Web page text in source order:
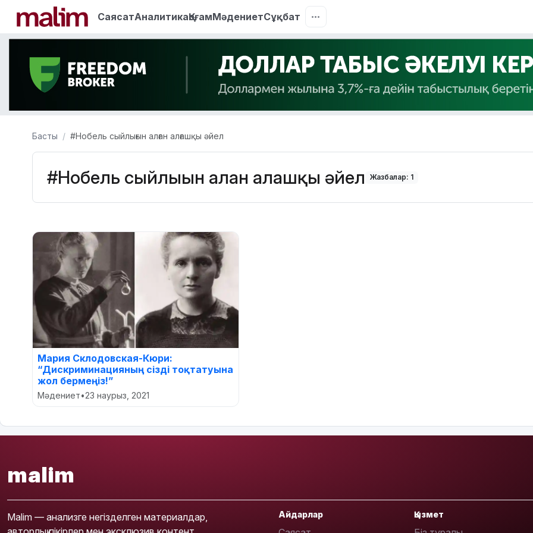
СаясатАналитикаҚоғамМәдениетСұқбат
Басты #Нобель сыйлығын алған алғашқы әйел
#Нобель сыйлығын алған алғашқы әйел Жазбалар: 1
Мария Склодовская-Кюри:
“Дискриминацияның сізді тоқтатуына
жол бермеңіз!”
Мәдениет•23 наурыз, 2021
malim
Malim — анализге негізделген материалдар,
Айдарлар Қызмет